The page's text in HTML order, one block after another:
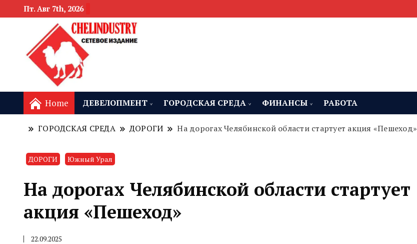
Пт. Авг 7th, 2026
Home ДЕВЕЛОПМЕНТ ГОРОДСКАЯ СРЕДА ФИНАНСЫ РАБОТА
ГОРОДСКАЯ СРЕДА ДОРОГИ На дорогах Челябинской области стартует акция «Пешеход»
ДОРОГИ Южный Урал
На дорогах Челябинской области стартует
акция «Пешеход»
22.09.2025